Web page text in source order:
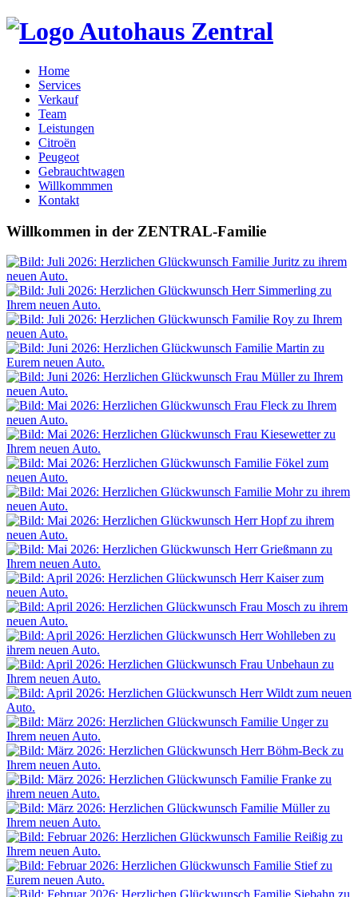
Home
Services
Verkauf
Team
Leistungen
Citroën
Peugeot
Gebrauchtwagen
Willkommmen
Kontakt
Willkommen in der ZENTRAL-Familie